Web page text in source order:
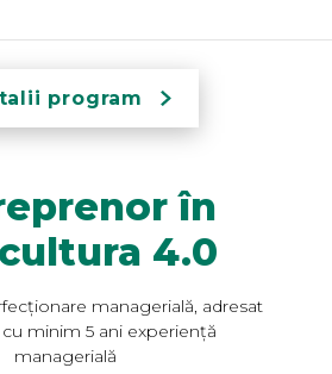
program
în
4.0
managerială, adresat
minim 5 ani experiență
managerială